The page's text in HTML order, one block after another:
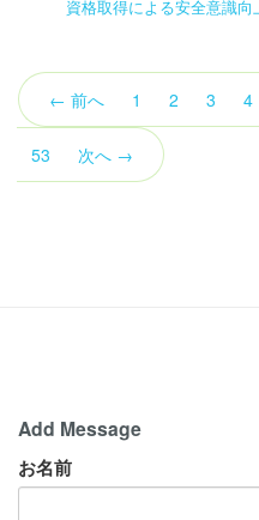
資格取得による安全意識
← 前へ 1 2 3 4
53 次へ →
Add Message
お名前